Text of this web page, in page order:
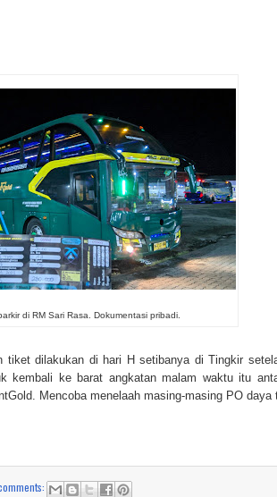
di RM Sari Rasa. Dokumentasi pribadi.
tiket dilakukan di hari H setibanya di Tingkir
kembali ke barat angkatan malam waktu itu
Mencoba menelaah masing-masing PO daya